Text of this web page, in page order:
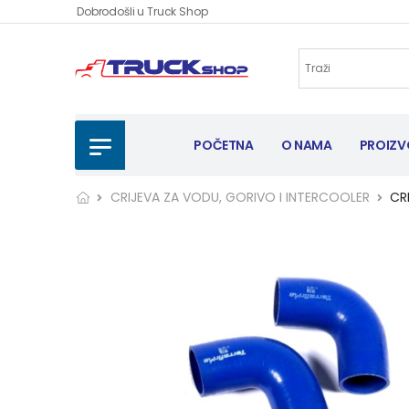
Dobrodošli u Truck Shop
POČETNA O NAMA
CRIJEVA ZA VODU, GORIVO I INTERCOOLER